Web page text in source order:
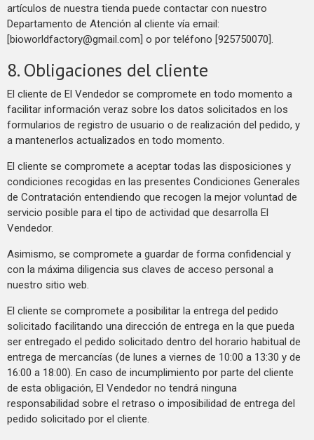
artículos de nuestra tienda puede contactar con nuestro
Departamento de Atención al cliente vía email:
[bioworldfactory@gmail.com] o por teléfono [925750070].
8. Obligaciones del cliente
El cliente de El Vendedor se compromete en todo momento a
facilitar información veraz sobre los datos solicitados en los
formularios de registro de usuario o de realización del pedido, y
a mantenerlos actualizados en todo momento.
El cliente se compromete a aceptar todas las disposiciones y
condiciones recogidas en las presentes Condiciones Generales
de Contratación entendiendo que recogen la mejor voluntad de
servicio posible para el tipo de actividad que desarrolla El
Vendedor.
Asimismo, se compromete a guardar de forma confidencial y
con la máxima diligencia sus claves de acceso personal a
nuestro sitio web.
El cliente se compromete a posibilitar la entrega del pedido
solicitado facilitando una dirección de entrega en la que pueda
ser entregado el pedido solicitado dentro del horario habitual de
entrega de mercancías (de lunes a viernes de 10:00 a 13:30 y de
16:00 a 18:00). En caso de incumplimiento por parte del cliente
de esta obligación, El Vendedor no tendrá ninguna
responsabilidad sobre el retraso o imposibilidad de entrega del
pedido solicitado por el cliente.